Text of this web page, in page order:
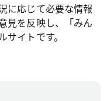
に応じて必要な情報
見を反映し、「みん
イトです。